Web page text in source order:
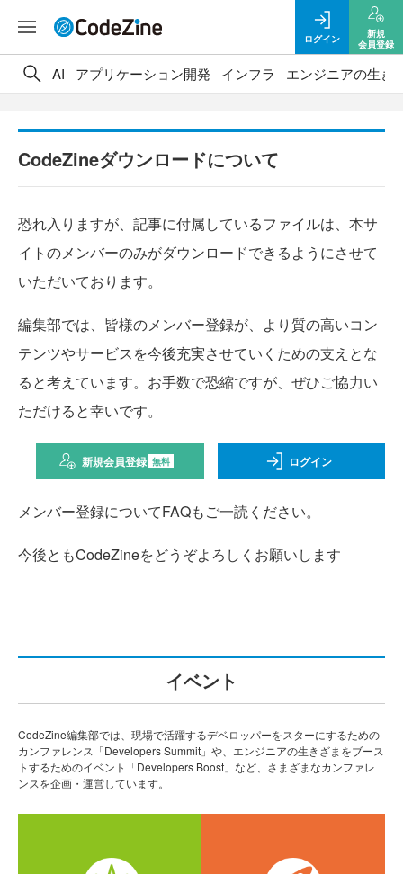
ログイン
新規
会員登録
AI アプリケーション開発 インフラ エンジニアの生き
CodeZineダウンロードについて
恐れ入りますが、記事に付属しているファイルは、本サ
イトのメンバーのみがダウンロードできるようにさせて
いただいております。
編集部では、皆様のメンバー登録が、より質の高いコン
テンツやサービスを今後充実させていくための支えとな
ると考えています。お手数で恐縮ですが、ぜひご協力い
ただけると幸いです。
新規会員登録 無料 ログイン
メンバー登録についてFAQもご一読ください。
今後ともCodeZineをどうぞよろしくお願いします
イベント
CodeZine編集部では、現場で活躍するデベロッパーをスターにするための
カンファレンス「Developers Summit」や、エンジニアの生きざまをブース
トするためのイベント「Developers Boost」など、さまざまなカンファレ
ンスを企画・運営しています。